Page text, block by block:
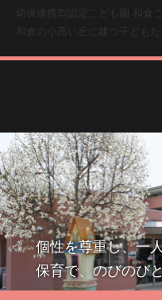
幼保連携型認定こども園 和
和倉の小高い丘に建つ子ども
個性を尊重し、一
保育で、のびのび